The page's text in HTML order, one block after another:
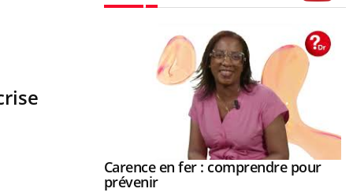
Youtube
Carence en fer : comprendre pour
prévenirYoutube